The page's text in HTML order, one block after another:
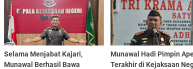
Selama Menjabat Kajari,
Munawal Berhasil Bawa
Munawal Hadi Pimpin
Terakhir di Kejaksaan